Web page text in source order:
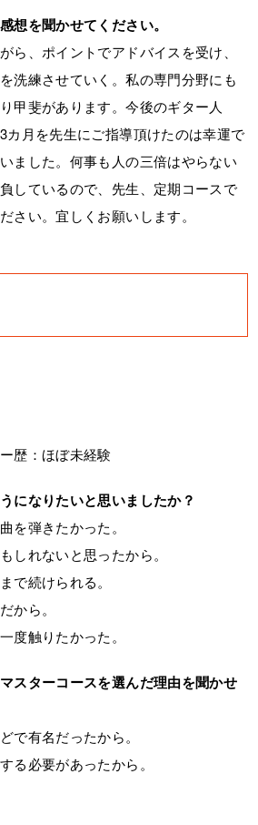
想を聞かせてください。
ら、ポイントでアドバイスを受け、
洗練させていく。私の専門分野にも
甲斐があります。今後のギター人
カ月を先生にご指導頂けたのは幸運で
ました。何事も人の三倍はやらない
しているので、先生、定期コースで
さい。宜しくお願いします。
歴：ほぼ未経験
になりたいと思いましたか？
を弾きたかった。
しれないと思ったから。
で続けられる。
から。
度触りたかった。
スターコースを選んだ理由を聞かせ
で有名だったから。
る必要があったから。